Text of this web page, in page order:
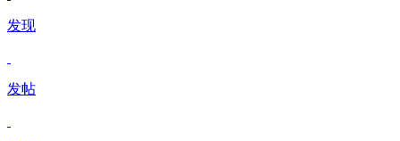
发现
发帖